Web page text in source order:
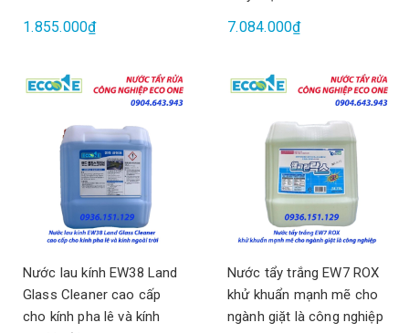
1.855.000₫ 7.084.000₫
Nước lau kính EW38 Land
Glass Cleaner cao cấp
cho kính pha lê và kính
Nước tẩy trắng EW7 ROX
khử khuẩn mạnh mẽ cho
ngành giặt là công nghiệp